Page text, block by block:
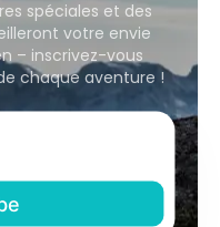
spéciales et des
votre envie
– inscrivez-vous
chaque aventure !